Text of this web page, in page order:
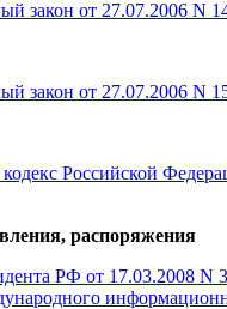
закон от 27.07.2006
закон от 27.07.2006 N
Российской
распоряжения
РФ от 17.03.2008